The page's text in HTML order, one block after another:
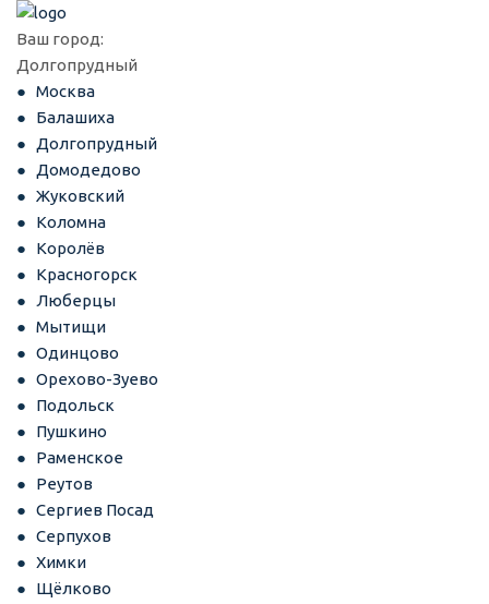
Ваш город:
Долгопрудный
Москва
Балашиха
Долгопрудный
Домодедово
Жуковский
Коломна
Королёв
Красногорск
Люберцы
Мытищи
Одинцово
Орехово-Зуево
Подольск
Пушкино
Раменское
Реутов
Сергиев Посад
Серпухов
Химки
Щёлково